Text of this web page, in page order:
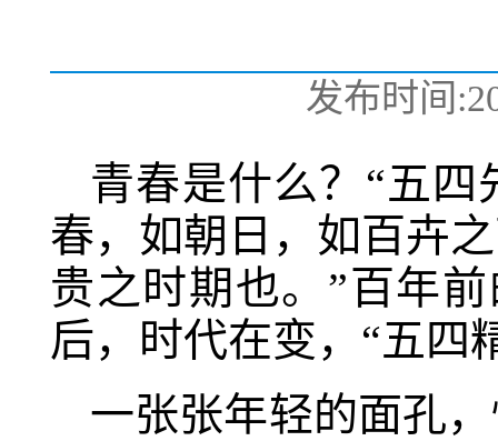
发布时间
青春是什么？“五
春，如朝日，如百卉
贵之时期也。”百年
后，时代在变，“五四
一张张年轻的面孔